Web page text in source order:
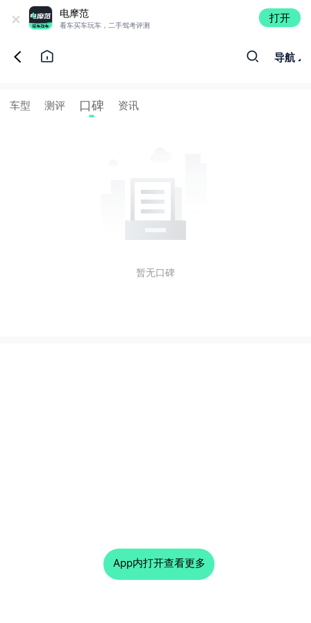
+ 电摩范
看车买车玩车，二手驾考评测
打开
App内打开查看更多
导航
车型 测评 口碑 资讯
暂无口碑